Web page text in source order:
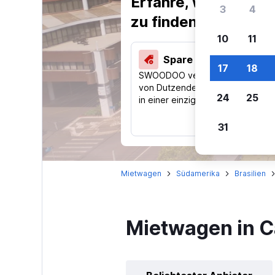
zu finden.
Spare 40 % und mehr
SWOODOO vergleicht Preise
von Dutzenden Reise-Websites
in einer einzigen Suche.
Mietwagen Südamerika Brasilien
Mietwagen in
3 4
10 11
17 18
24 25
31